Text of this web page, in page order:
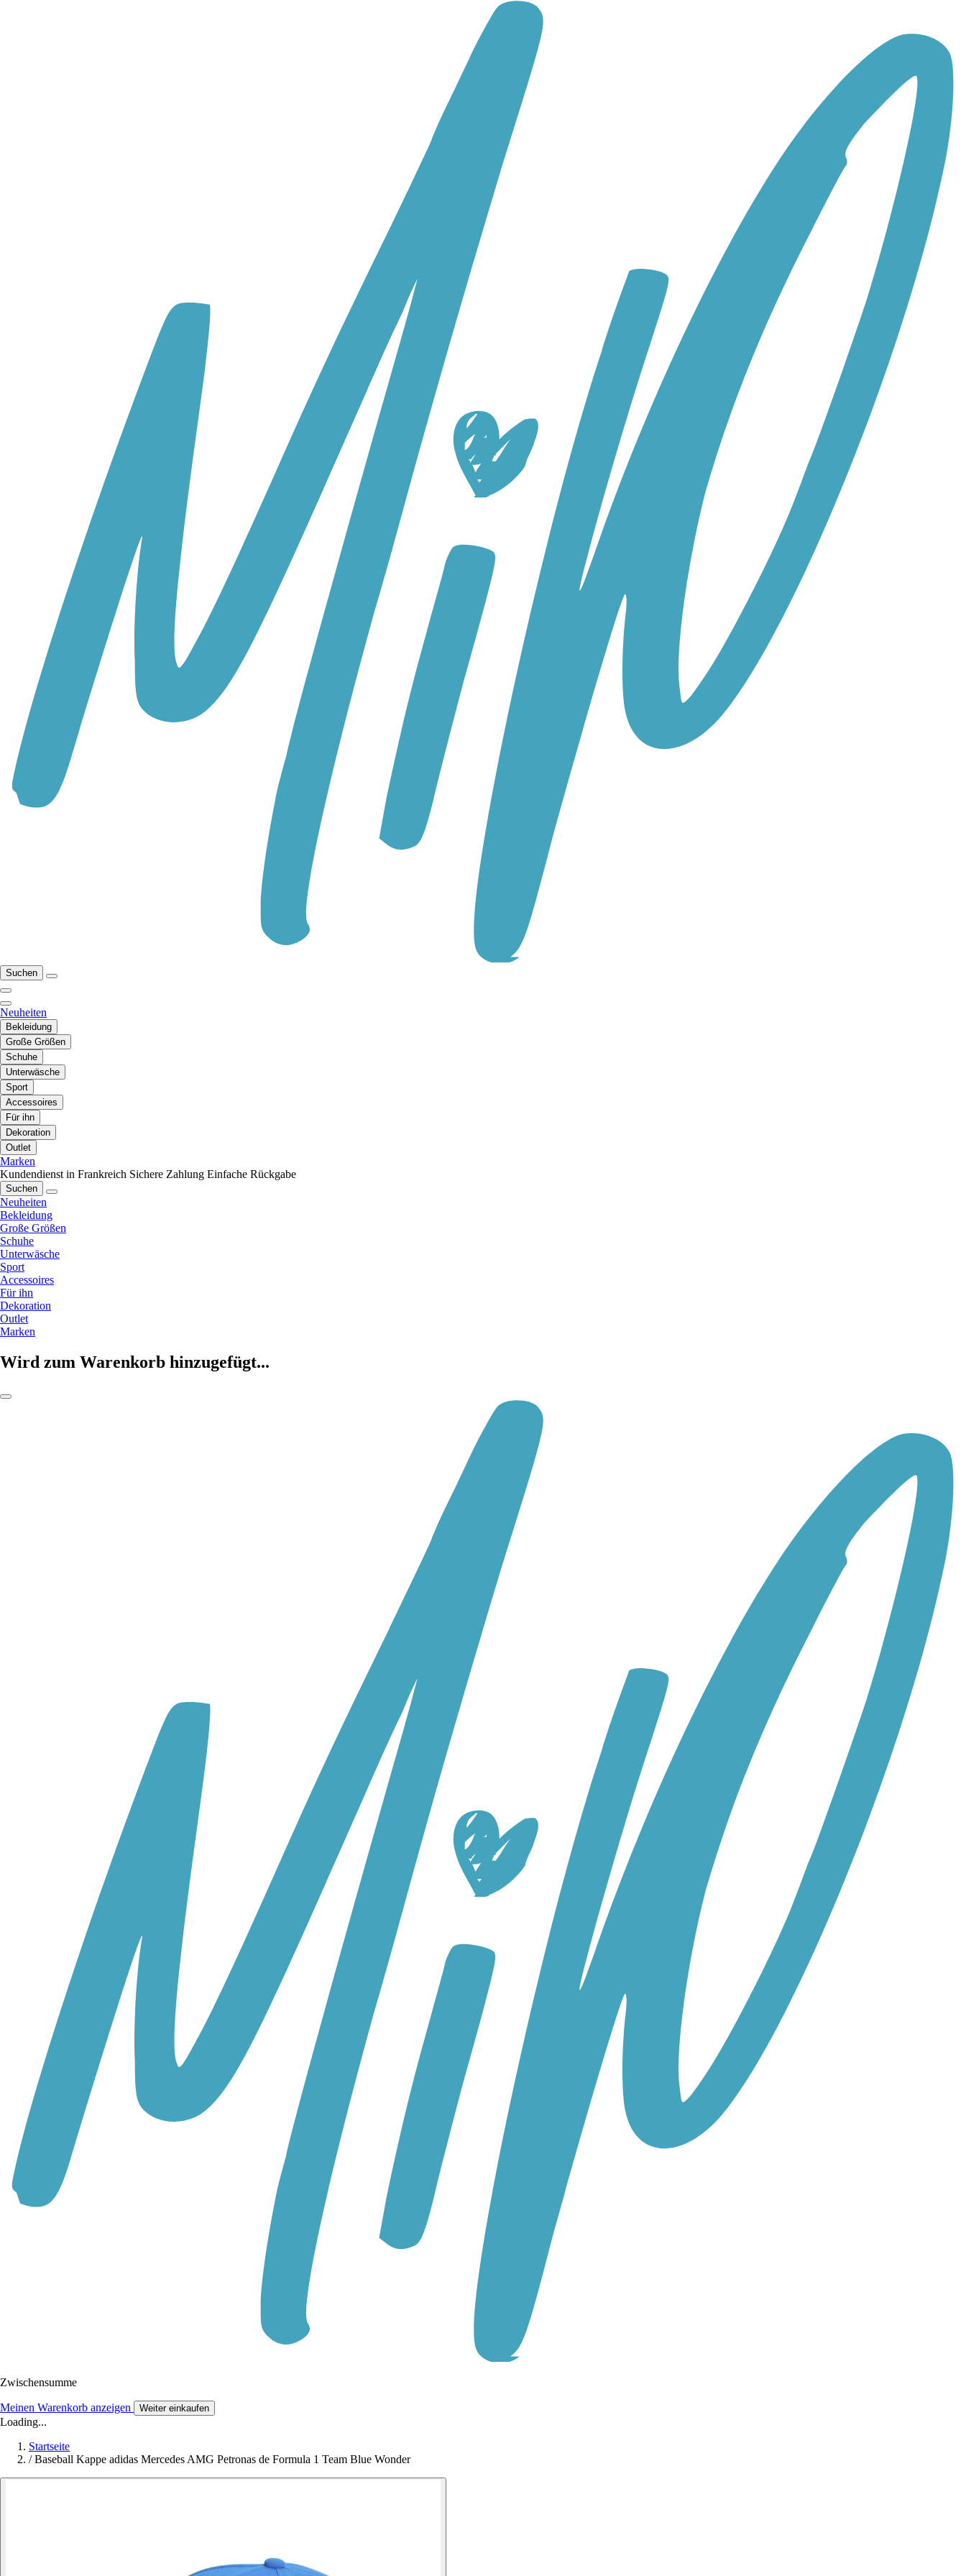
Suchen
Neuheiten
Bekleidung
Große Größen
Schuhe
Unterwäsche
Sport
Accessoires
Für ihn
Dekoration
Outlet
Marken
Kundendienst in Frankreich Sichere Zahlung Einfache Rückgabe
Suchen
Neuheiten
Bekleidung
Große Größen
Schuhe
Unterwäsche
Sport
Accessoires
Für ihn
Dekoration
Outlet
Marken
Wird zum Warenkorb hinzugefügt...
Zwischensumme
Meinen Warenkorb anzeigen Weiter einkaufen
Loading...
Startseite
/ Baseball Kappe adidas Mercedes AMG Petronas de Formula 1 Team Blue Wonder